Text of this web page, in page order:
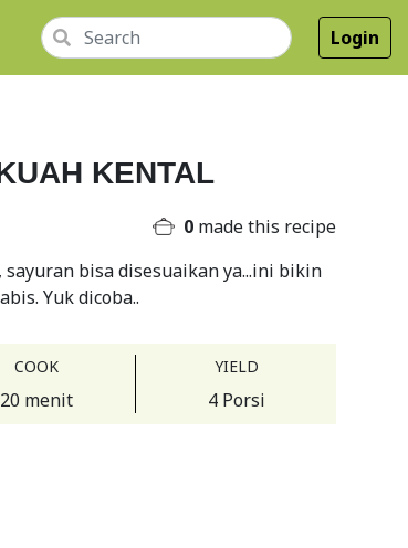
Login
KENTAL
0 made this recipe
bisa disesuaikan ya...ini bikin
Yuk dicoba..
COOK
20 menit
YIELD
4 Porsi